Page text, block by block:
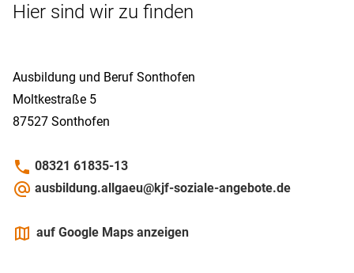
Hier sind wir zu finden
Ausbildung und Beruf Sonthofen
Moltkestraße 5
87527 Sonthofen
phone 08321 61835-13
alternate_email ausbildung.allgaeu@kjf-soziale-angebote.de
mapsauf Google Maps anzeigen